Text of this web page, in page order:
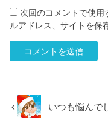
次回のコメントで使用
ルアドレス、サイトを保
いつも悩んで